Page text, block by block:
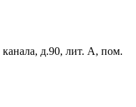
д.90, лит. А, пом.